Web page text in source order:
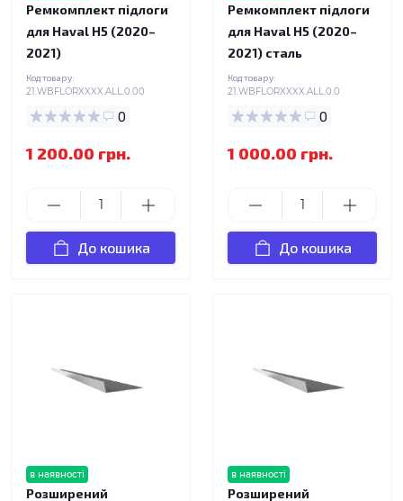
Ремкомплект підлоги
для Haval H5 (2020–
2021)
Код товару:
21.WBFLORXXXX.ALL.0.00
0
1 200.00 грн.
До кошика
Ремкомплект підлоги
для Haval H5 (2020–
2021) сталь
Код товару:
21.WBFLORXXXX.ALL.0.0
0
1 000.00 грн.
До кошика
в наявності
Розширений
в наявності
Розширений